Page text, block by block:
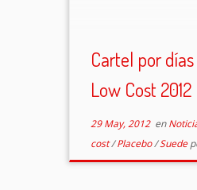
Cartel por
Low Cost 2012
29 May, 2012en
cost/Placebo/Suede